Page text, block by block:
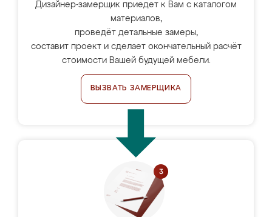
Дизайнер-замерщик приедет к Вам с каталогом
материалов,
проведёт детальные замеры,
составит проект и сделает окончательный расчёт
стоимости Вашей будущей мебели.
ВЫЗВАТЬ ЗАМЕРЩИКА